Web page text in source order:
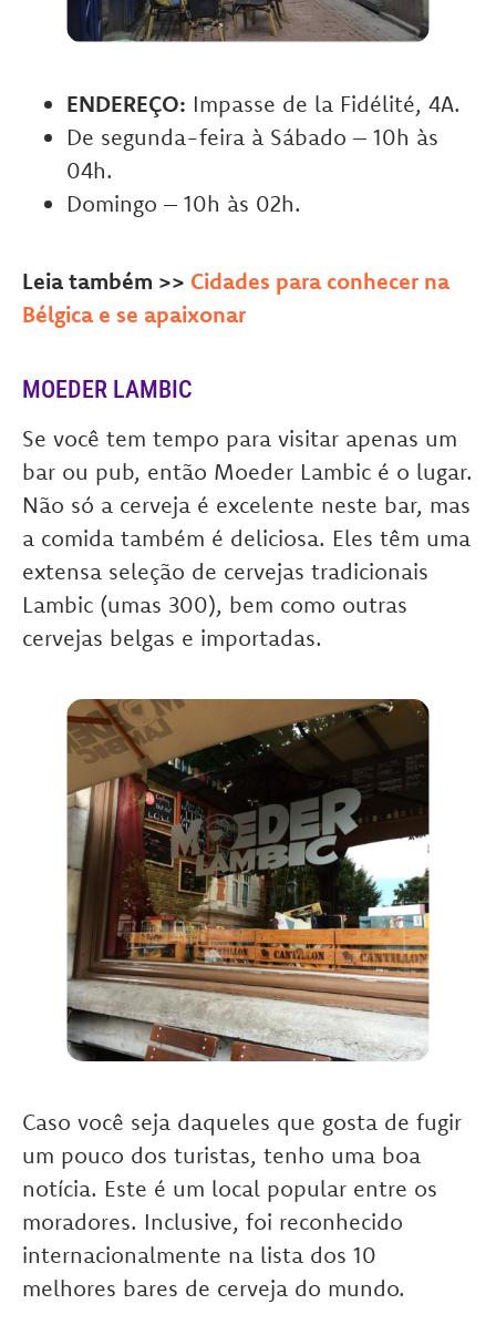
ENDEREÇO: Impasse de la Fidélité, 4A.
De segunda-feira à Sábado – 10h às
04h.
Domingo – 10h às 02h.
Leia também >> Cidades para conhecer na
Bélgica e se apaixonar
MOEDER LAMBIC
Se você tem tempo para visitar apenas um
bar ou pub, então Moeder Lambic é o lugar.
Não só a cerveja é excelente neste bar, mas
a comida também é deliciosa. Eles têm uma
extensa seleção de cervejas tradicionais
Lambic (umas 300), bem como outras
cervejas belgas e importadas.
Caso você seja daqueles que gosta de fugir
um pouco dos turistas, tenho uma boa
notícia. Este é um local popular entre os
moradores. Inclusive, foi reconhecido
internacionalmente na lista dos 10
melhores bares de cerveja do mundo.